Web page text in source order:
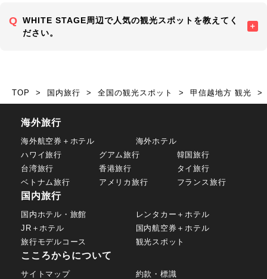
WHITE STAGE周辺で人気の観光スポットを教えてく
ださい。
TOP 国内旅行 全国の観光スポット 甲信越地方 観光
海外旅行
海外航空券＋ホテル
海外ホテル
ハワイ旅行
グアム旅行
韓国旅行
台湾旅行
香港旅行
タイ旅行
ベトナム旅行
アメリカ旅行 フランス旅行
国内旅行
国内ホテル・旅館
レンタカー＋ホテル
JR＋ホテル
国内航空券＋ホテル
旅行モデルコース
観光スポット
こころからについて
サイトマップ 約款・標識